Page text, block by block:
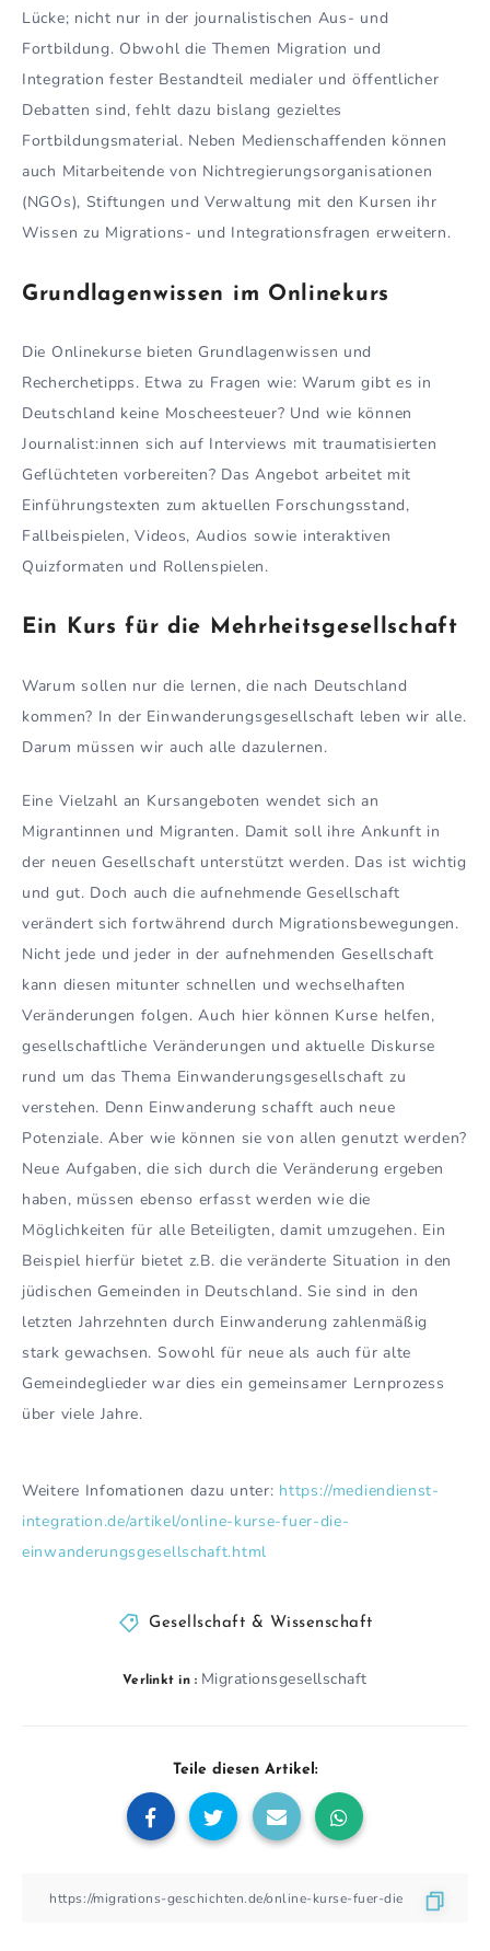
Lücke; nicht nur in der journalistischen Aus- und
Fortbildung. Obwohl die Themen Migration und
Integration fester Bestandteil medialer und öffentlicher
Debatten sind, fehlt dazu bislang gezieltes
Fortbildungsmaterial. Neben Medienschaffenden können
auch Mitarbeitende von Nichtregierungsorganisationen
(NGOs), Stiftungen und Verwaltung mit den Kursen ihr
Wissen zu Migrations- und Integrationsfragen erweitern.
Grundlagenwissen im Onlinekurs
Die Onlinekurse bieten Grundlagenwissen und
Recherchetipps. Etwa zu Fragen wie: Warum gibt es in
Deutschland keine Moscheesteuer? Und wie können
Journalist:innen sich auf Interviews mit traumatisierten
Geflüchteten vorbereiten? Das Angebot arbeitet mit
Einführungstexten zum aktuellen Forschungsstand,
Fallbeispielen, Videos, Audios sowie interaktiven
Quizformaten und Rollenspielen.
Ein Kurs für die Mehrheitsgesellschaft
Warum sollen nur die lernen, die nach Deutschland
kommen? In der Einwanderungsgesellschaft leben wir alle.
Darum müssen wir auch alle dazulernen.
Eine Vielzahl an Kursangeboten wendet sich an
Migrantinnen und Migranten. Damit soll ihre Ankunft in
der neuen Gesellschaft unterstützt werden. Das ist wichtig
und gut. Doch auch die aufnehmende Gesellschaft
verändert sich fortwährend durch Migrationsbewegungen.
Nicht jede und jeder in der aufnehmenden Gesellschaft
kann diesen mitunter schnellen und wechselhaften
Veränderungen folgen. Auch hier können Kurse helfen,
gesellschaftliche Veränderungen und aktuelle Diskurse
rund um das Thema Einwanderungsgesellschaft zu
verstehen. Denn Einwanderung schafft auch neue
Potenziale. Aber wie können sie von allen genutzt werden?
Neue Aufgaben, die sich durch die Veränderung ergeben
haben, müssen ebenso erfasst werden wie die
Möglichkeiten für alle Beteiligten, damit umzugehen. Ein
Beispiel hierfür bietet z.B. die veränderte Situation in den
jüdischen Gemeinden in Deutschland. Sie sind in den
letzten Jahrzehnten durch Einwanderung zahlenmäßig
stark gewachsen. Sowohl für neue als auch für alte
Gemeindeglieder war dies ein gemeinsamer Lernprozess
über viele Jahre.
Weitere Infomationen dazu unter: https://mediendienst-
integration.de/artikel/online-kurse-fuer-die-
einwanderungsgesellschaft.html
Gesellschaft & Wissenschaft
Verlinkt in : Migrationsgesellschaft
Teile diesen Artikel: